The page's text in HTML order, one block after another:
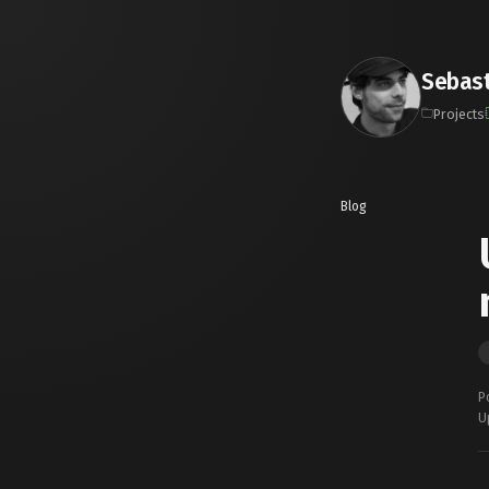
Projects
Blog